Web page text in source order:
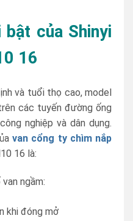
của Shinyi
16
và tuổi thọ cao, model
các tuyến đường ống
nghiệp và dân dụng.
van cổng ty chìm nắp
16 là:
ngầm:
khi đóng mở